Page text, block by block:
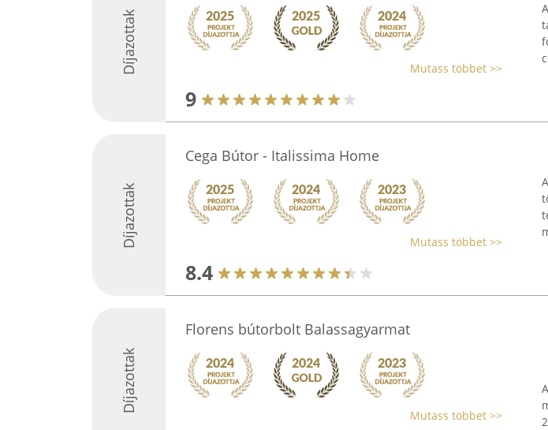
Díjazottak Mutass többet >>
9
Díjazottak
Cega Bútor - Italissima Home
Mutass többet >>
8.4
Díjazottak
Florens bútorbolt Balassagyarmat
Mutass többet >>